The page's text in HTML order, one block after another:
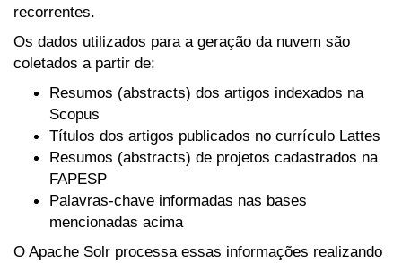
recorrentes.
Os dados utilizados para a geração da nuvem são
coletados a partir de:
Resumos (abstracts) dos artigos indexados na
Scopus
Títulos dos artigos publicados no currículo Lattes
Resumos (abstracts) de projetos cadastrados na
FAPESP
Palavras-chave informadas nas bases
mencionadas acima
O Apache Solr processa essas informações realizando